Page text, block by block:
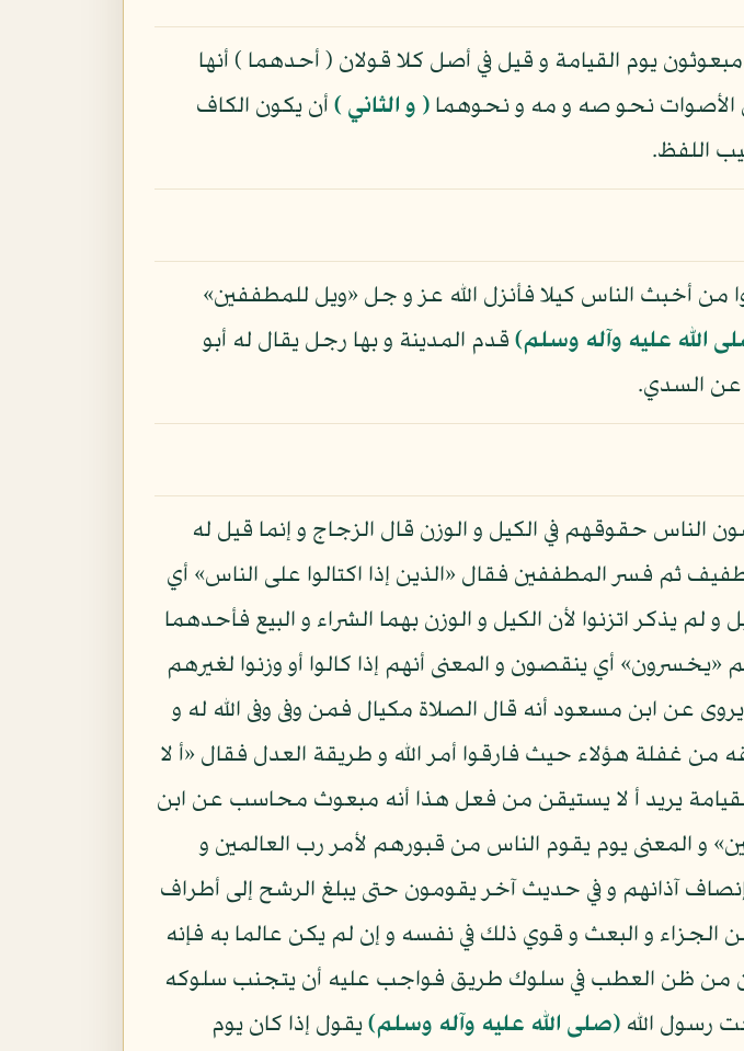
يوم القيامة و قيل في أصل كلا قولان ( أحدهما ) أنها
نحو صه و مه و نحوهما ( و الثاني ) أن يكون الكاف
اللفظ.
من أخبث الناس كيلا فأنزل الله عز و جل «ويل للمطففين»
الله عليه وآله وسلم) قدم المدينة و بها رجل يقال له أبو
عن السدي.
الناس حقوقهم في الكيل و الوزن قال الزجاج و إنما قيل له
ثم فسر المطففين فقال «الذين إذا اكتالوا على الناس» أي
يذكر اتزنوا لأن الكيل و الوزن بهما الشراء و البيع فأحدهما
«يخسرون» أي ينقصون و المعنى أنهم إذا كالوا أو وزنوا لغيرهم
ابن مسعود أنه قال الصلاة مكيال فمن وفى وفى الله له و
غفلة هؤلاء حيث فارقوا أمر الله و طريقة العدل فقال «أ لا
يريد أ لا يستيقن من فعل هذا أنه مبعوث محاسب عن ابن
و المعنى يوم يقوم الناس من قبورهم لأمر رب العالمين و
آذانهم و في حديث آخر يقومون حتى يبلغ الرشح إلى أطراف
و البعث و قوي ذلك في نفسه و إن لم يكن عالما به فإنه
من ظن العطب في سلوك طريق فواجب عليه أن يتجنب سلوكه
رسول الله (صلى الله عليه وآله وسلم)يقول إذا كان يوم